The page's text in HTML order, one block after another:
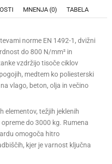
MNENJA (0) TABELA
norme EN 1492-1, dvižni
do 800 N/mm² in
vzdržijo tisoče ciklov
medtem ko poliesterski
vlago, beton, olja in večino
elementov, težjih jeklenih
do 3000 kg. Rumena
omogoča hitro
kjer je varnost ključna